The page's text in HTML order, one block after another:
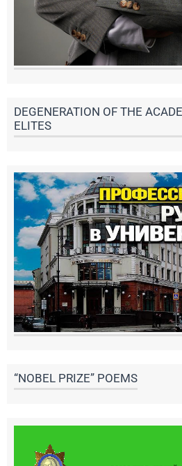
DEGENERATION OF THE
ELITES
“NOBEL PRIZE” POEMS